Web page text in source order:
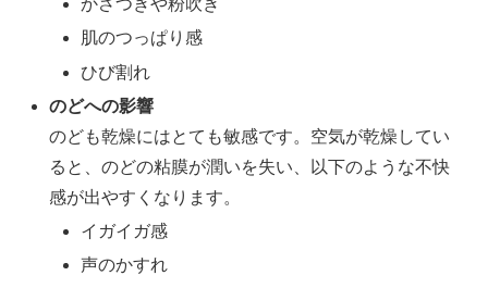
かさつきや粉吹き
肌のつっぱり感
ひび割れ
のどへの影響
のども乾燥にはとても敏感です。空気が乾燥してい
ると、のどの粘膜が潤いを失い、以下のような不快
感が出やすくなります。
イガイガ感
声のかすれ